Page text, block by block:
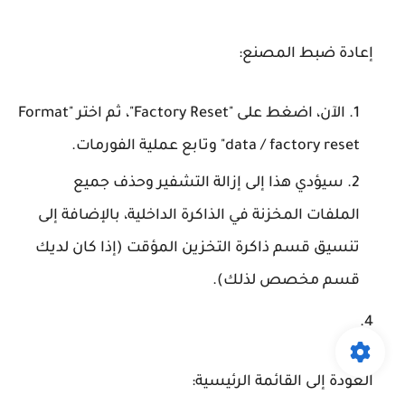
إعادة ضبط المصنع:
الآن، اضغط على "Factory Reset"، ثم اختر "Format
data / factory reset" وتابع عملية الفورمات.
سيؤدي هذا إلى إزالة التشفير وحذف جميع
الملفات المخزنة في الذاكرة الداخلية، بالإضافة إلى
تنسيق قسم ذاكرة التخزين المؤقت (إذا كان لديك
قسم مخصص لذلك).
العودة إلى القائمة الرئيسية: